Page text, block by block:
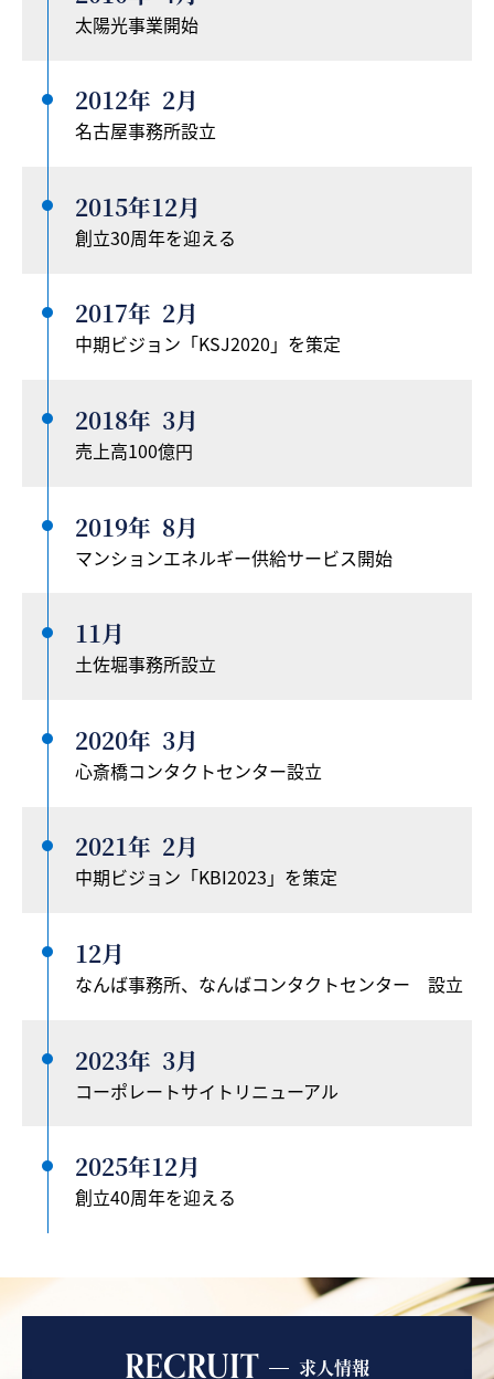
太陽光事業開始
2012年 2月
名古屋事務所設立
2015年12月
創立30周年を迎える
2017年 2月
中期ビジョン「KSJ2020」を策定
2018年 3月
売上高100億円
2019年 8月
マンションエネルギー供給サービス開始
11月
土佐堀事務所設立
2020年 3月
心斎橋コンタクトセンター設立
2021年 2月
中期ビジョン「KBI2023」を策定
12月
なんば事務所、なんばコンタクトセンター 設立
2023年 3月
コーポレートサイトリニューアル
2025年12月
創立40周年を迎える
RECRUIT 求人情報